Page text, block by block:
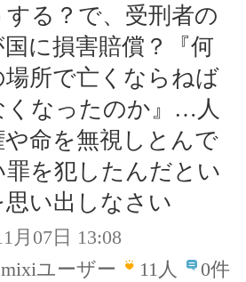
する？で、受刑者の
に損害賠償？『何
場所で亡くならねば
くなったのか』…人
や命を無視しとんで
罪を犯したんだとい
思い出しなさい
月07日 13:08
mixiユーザー
11人 0件